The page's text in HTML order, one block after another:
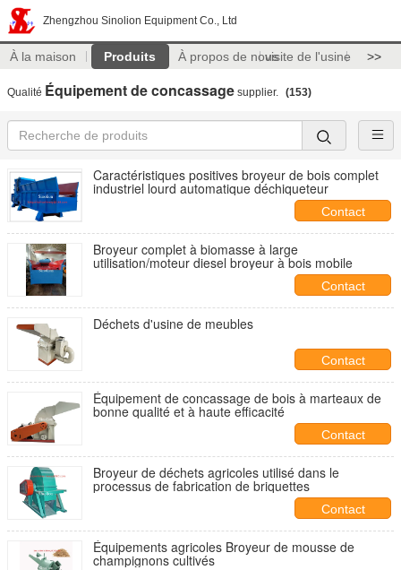
Zhengzhou Sinolion Equipment Co., Ltd
À la maison Produits À propos de nousvisite de l'usine >>
Qualité Équipement de concassage supplier. (153)
Caractéristiques positives broyeur de bois complet
industriel lourd automatique déchiqueteur
Contact
Broyeur complet à biomasse à large
utilisation/moteur diesel broyeur à bois mobile
Contact
Déchets d'usine de meubles
Contact
Équipement de concassage de bois à marteaux de
bonne qualité et à haute efficacité
Contact
Broyeur de déchets agricoles utilisé dans le
processus de fabrication de briquettes
Contact
Équipements agricoles Broyeur de mousse de
champignons cultivés